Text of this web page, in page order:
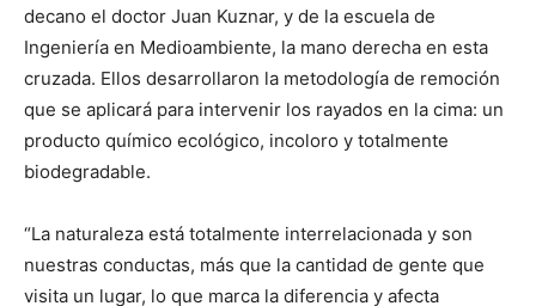
decano el doctor Juan Kuznar, y de la escuela de
Ingeniería en Medioambiente, la mano derecha en esta
cruzada. Ellos desarrollaron la metodología de remoción
que se aplicará para intervenir los rayados en la cima: un
producto químico ecológico, incoloro y totalmente
biodegradable.
“La naturaleza está totalmente interrelacionada y son
nuestras conductas, más que la cantidad de gente que
visita un lugar, lo que marca la diferencia y afecta